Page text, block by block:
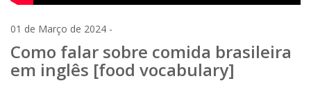
01 de Março de 2024 -
Como falar sobre comida brasileira
em inglês [food vocabulary]